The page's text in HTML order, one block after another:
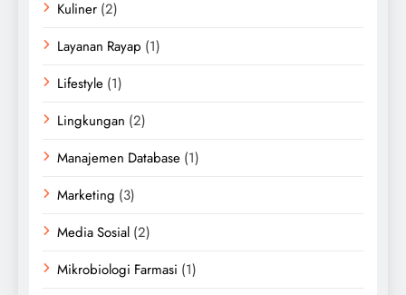
Kuliner (2)
Layanan Rayap (1)
Lifestyle (1)
Lingkungan (2)
Manajemen Database (1)
Marketing (3)
Media Sosial (2)
Mikrobiologi Farmasi (1)